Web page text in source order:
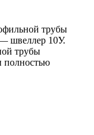
трубы
швеллер 10У.
трубы
полностью